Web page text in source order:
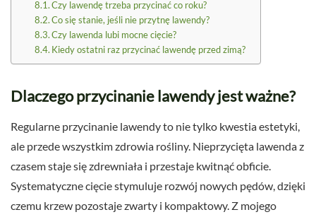
Czy lawendę trzeba przycinać co roku?
Co się stanie, jeśli nie przytnę lawendy?
Czy lawenda lubi mocne cięcie?
Kiedy ostatni raz przycinać lawendę przed zimą?
Dlaczego przycinanie lawendy jest ważne?
Regularne przycinanie lawendy to nie tylko kwestia estetyki,
ale przede wszystkim zdrowia rośliny. Nieprzycięta lawenda z
czasem staje się zdrewniała i przestaje kwitnąć obficie.
Systematyczne cięcie stymuluje rozwój nowych pędów, dzięki
czemu krzew pozostaje zwarty i kompaktowy. Z mojego